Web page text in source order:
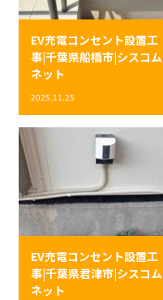
EV充電コンセント設置工
事|千葉県船橋市|シスコム
ネット
2025.11.25
EV充電コンセント設置工
事|千葉県君津市|シスコム
ネット